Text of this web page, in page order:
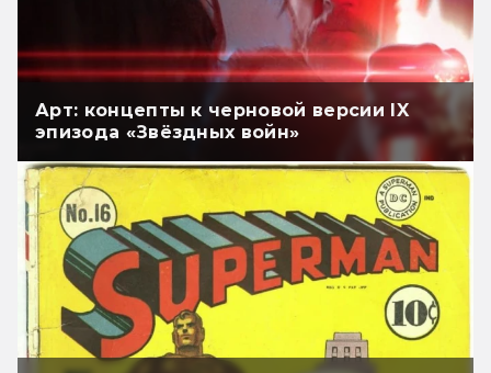
Арт: концепты к черновой версии IX
эпизода «Звёздных войн»